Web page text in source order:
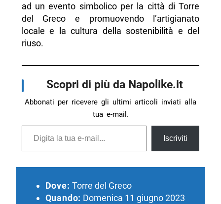
ad un evento simbolico per la città di Torre
del Greco e promuovendo l’artigianato
locale e la cultura della sostenibilità e del
riuso.
Scopri di più da Napolike.it
Abbonati per ricevere gli ultimi articoli inviati alla
tua e-mail.
Digita la tua e-mail...
Iscriviti
Dove: Torre del Greco
Quando: Domenica 11 giugno 2023